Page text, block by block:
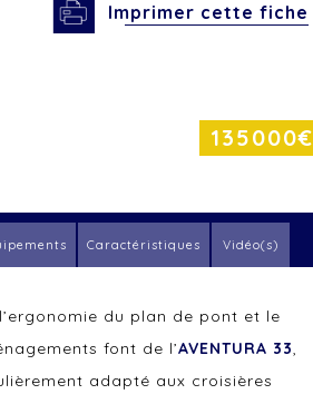
Imprimer cette fiche
135000€
Caractéristiques Vidéo(s)
du plan de pont et le
font de l’AVENTURA 33,
adapté aux croisières